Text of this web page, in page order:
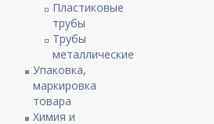
Пластиковые
трубы
Трубы
металлические
Упаковка,
маркировка
товара
Химия и